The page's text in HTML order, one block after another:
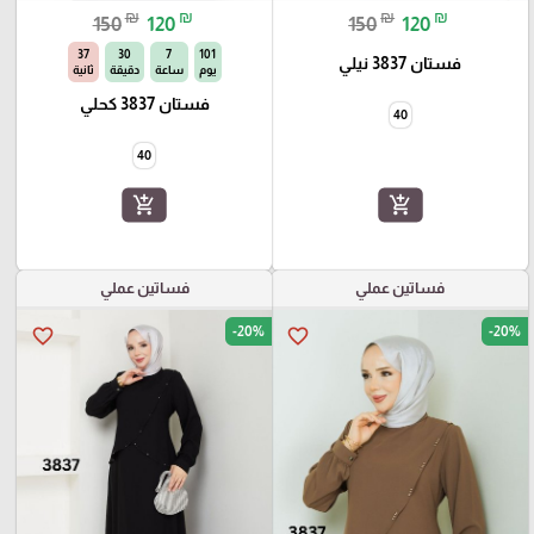
150₪ 120 ₪
فستان 3837 نيلي
40
add_shopping_cart
150₪ 120 ₪
101
يوم
7
ساعة
30
دقيقة
34
ثانية
فستان 3837 كحلي
40
add_shopping_cart
فساتين عملي
favorite_border -20%
فساتين عملي
favorite_border -20%